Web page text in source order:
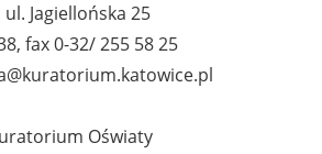
Jagiellońska 25
fax 0-32/ 255 58 25
Oświaty